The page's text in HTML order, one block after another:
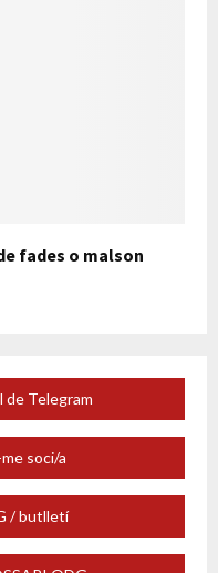
fades o malson
de Telegram
soci/a
/ butlletí